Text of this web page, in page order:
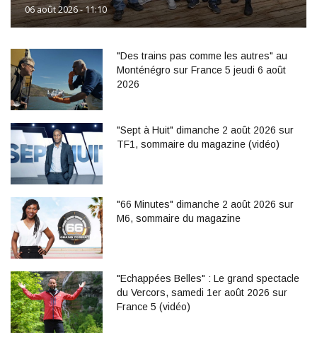
06 août 2026 - 11:10
"Des trains pas comme les autres" au
Monténégro sur France 5 jeudi 6 août
2026
"Sept à Huit" dimanche 2 août 2026 sur
TF1, sommaire du magazine (vidéo)
"66 Minutes" dimanche 2 août 2026 sur
M6, sommaire du magazine
"Echappées Belles" : Le grand spectacle
du Vercors, samedi 1er août 2026 sur
France 5 (vidéo)